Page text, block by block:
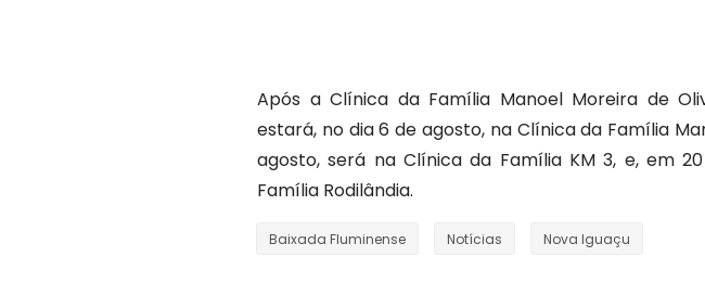
Após a Clínica da Família Manoel Moreira de
estará, no dia 6 de agosto, na Clínica da Família
agosto, será na Clínica da Família KM 3, e, em
Família Rodilândia.
Baixada Fluminense Notícias Nova Iguaçu